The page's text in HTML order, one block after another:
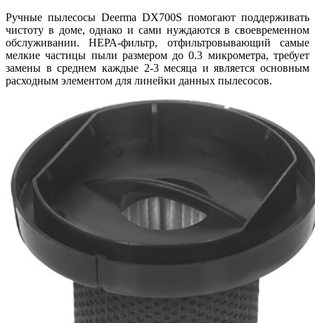
Ручные пылесосы Deerma DX700S помогают поддерживать
чистоту в доме, однако и сами нуждаются в своевременном
обслуживании. НЕРА-фильтр, отфильтровывающий самые
мелкие частицы пыли размером до 0.3 микрометра, требует
замены в среднем каждые 2-3 месяца и является основным
расходным элементом для линейки данных пылесосов.